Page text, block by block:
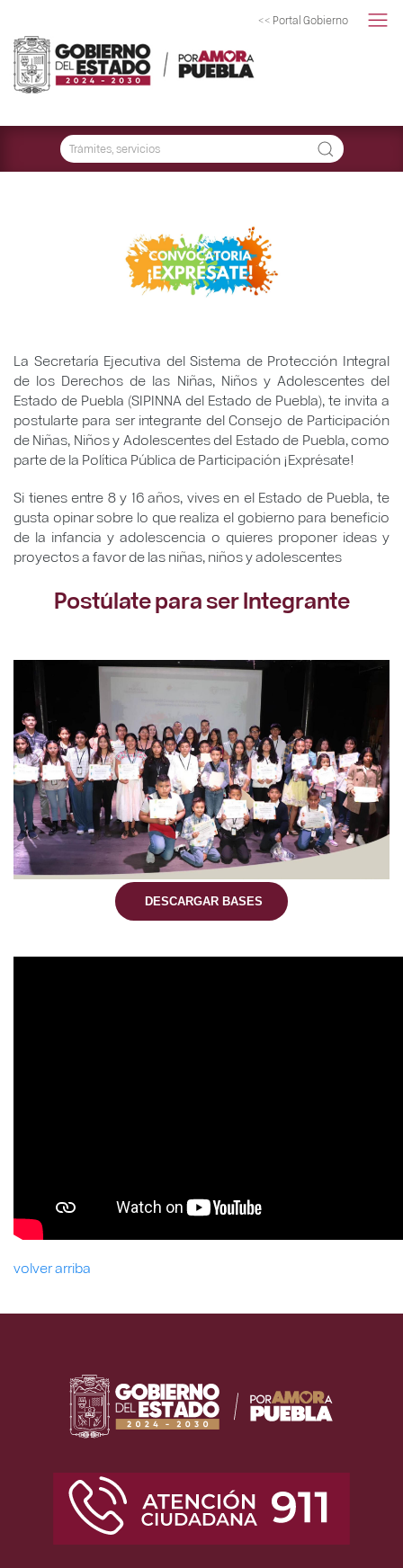
<< Portal Gobierno
La Secretaría Ejecutiva del Sistema de Protección Integral
de los Derechos de las Niñas, Niños y Adolescentes del
Estado de Puebla (SIPINNA del Estado de Puebla), te invita a
postularte para ser integrante del Consejo de Participación
de Niñas, Niños y Adolescentes del Estado de Puebla, como
parte de la Política Pública de Participación ¡Exprésate!
Si tienes entre 8 y 16 años, vives en el Estado de Puebla, te
gusta opinar sobre lo que realiza el gobierno para beneficio
de la infancia y adolescencia o quieres proponer ideas y
proyectos a favor de las niñas, niños y adolescentes
Postúlate para ser Integrante
DESCARGAR BASES
volver arriba